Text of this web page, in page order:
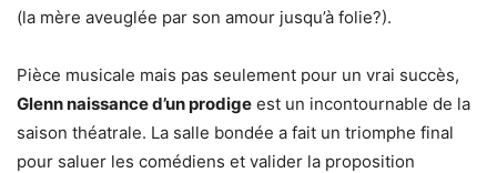
(la mère aveuglée par son amour jusqu’à folie?).
Pièce musicale mais pas seulement pour un vrai succès,
Glenn naissance d’un prodige est un incontournable de la
saison théatrale. La salle bondée a fait un triomphe final
pour saluer les comédiens et valider la proposition